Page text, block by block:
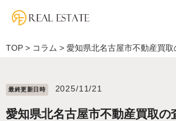
TOP > コラム > 愛知県北名古屋市不動産買
最終更新⽇時 2025/11/21
愛知県北名古屋市不動産買取の